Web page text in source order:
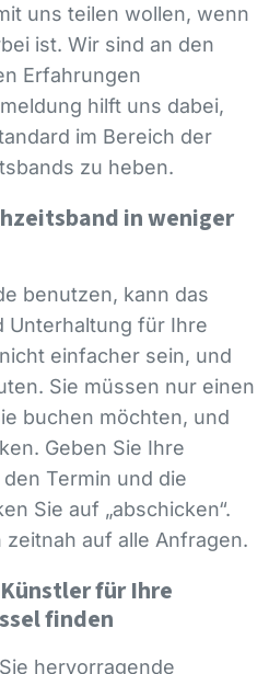
uns teilen wollen, wenn
ist. Wir sind an den
Erfahrungen
hilft uns dabei,
im Bereich der
zu heben.
in weniger
benutzen, kann das
Unterhaltung für Ihre
einfacher sein, und
Sie müssen nur einen
buchen möchten, und
Geben Sie Ihre
Termin und die
Sie auf „abschicken“.
auf alle Anfragen.
für Ihre
finden
hervorragende